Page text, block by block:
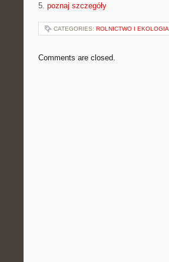
5. poznaj szczegóły
CATEGORIES: ROLNICTWO I EKOLOGIA
Comments are closed.